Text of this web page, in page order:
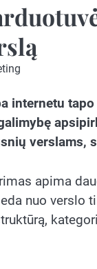
internetu
verslams,
apima
nuo verslo